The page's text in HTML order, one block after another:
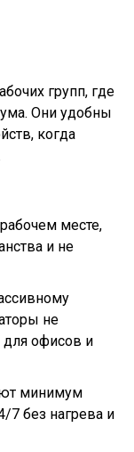
групп, где
Они удобны
когда
месте,
и не
не
офисов и
минимум
7 без нагрева и